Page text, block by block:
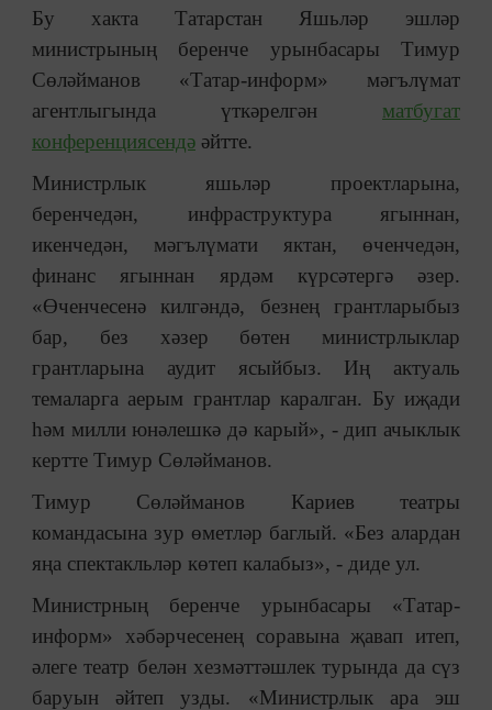
Бу хакта Татарстан Яшьләр эшләр
министрының беренче урынбасары Тимур
Сөләйманов «Татар-информ» мәгълүмат
агентлыгында үткәрелгән матбугат
конференциясендә әйтте.
Министрлык яшьләр проектларына,
беренчедән, инфраструктура ягыннан,
икенчедән, мәгълүмати яктан, өченчедән,
финанс ягыннан ярдәм күрсәтергә әзер.
«Өченчесенә килгәндә, безнең грантларыбыз
бар, без хәзер бөтен министрлыклар
грантларына аудит ясыйбыз. Иң актуаль
темаларга аерым грантлар каралган. Бу иҗади
һәм милли юнәлешкә дә карый», - дип ачыклык
кертте Тимур Сөләйманов.
Тимур Сөләйманов Кариев театры
командасына зур өметләр баглый. «Без алардан
яңа спектакльләр көтеп калабыз», - диде ул.
Министрның беренче урынбасары «Татар-
информ» хәбәрчесенең соравына җавап итеп,
әлеге театр белән хезмәттәшлек турында да сүз
баруын әйтеп узды. «Министрлык ара эш